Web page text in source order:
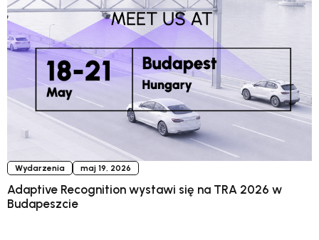
Wydarzenia maj 19, 2026
Adaptive Recognition wystawi się na TRA 2026 w
Budapeszcie